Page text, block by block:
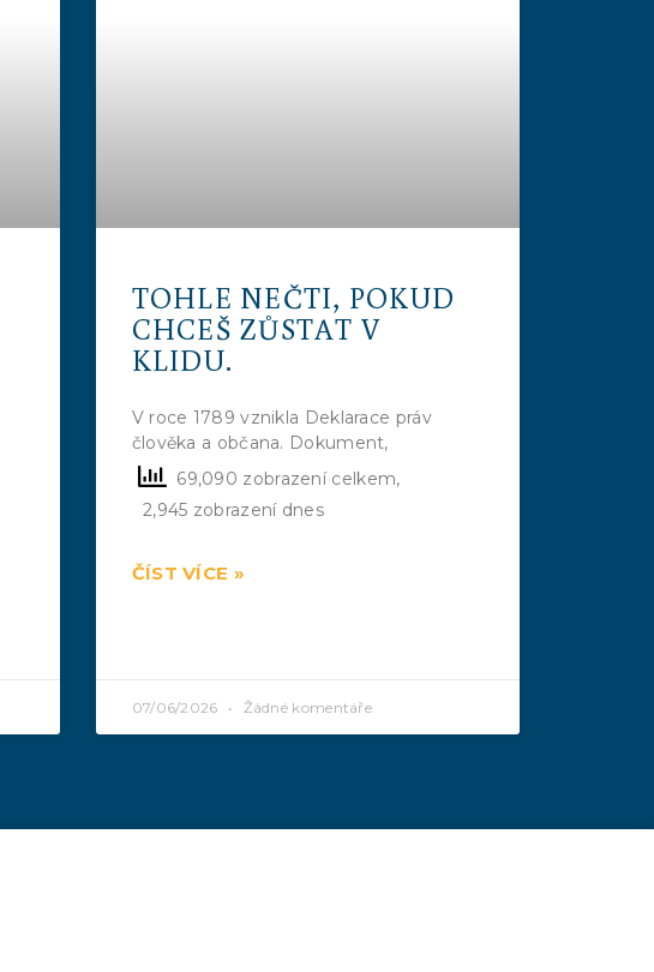
TOHLE NEČTI, POKUD
CHCEŠ ZŮSTAT V
KLIDU.
V roce 1789 vznikla Deklarace práv
člověka a občana. Dokument,
69,090 zobrazení celkem,
2,945 zobrazení dnes
ČÍST VÍCE »
07/06/2026 Žádné komentáře